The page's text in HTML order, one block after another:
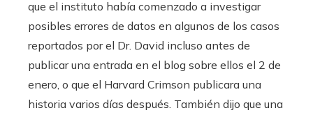
que el instituto había comenzado a investigar
posibles errores de datos en algunos de los casos
reportados por el Dr. David incluso antes de
publicar una entrada en el blog sobre ellos el 2 de
enero, o que el Harvard Crimson publicara una
historia varios días después. También dijo que una